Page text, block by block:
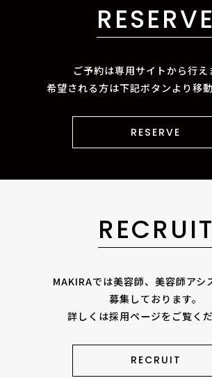
RESERVE
ご予約は専用サイトから行え
希望される方は下記ボタンより移動
RESERVE
RECRUIT
MAKIRAでは美容師、美容師アシ
募集しております。
詳しくは採用ページをご覧くだ
RECRUIT